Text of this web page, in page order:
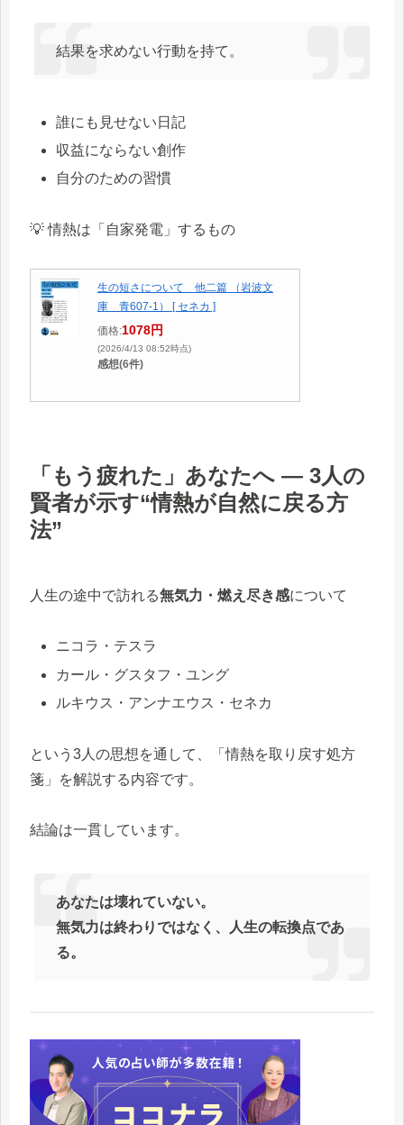
結果を求めない行動を持て。
誰にも見せない日記
収益にならない創作
自分のための習慣
💡 情熱は「自家発電」するもの
生の短さについて 他二篇 （岩波文
庫 青607-1） [ セネカ ]
価格:1078円
(2026/4/13 08:52時点)
感想(6件)
「もう疲れた」あなたへ ― 3人の
賢者が示す“情熱が自然に戻る方
法”
人生の途中で訪れる無気力・燃え尽き感について
ニコラ・テスラ
カール・グスタフ・ユング
ルキウス・アンナエウス・セネカ
という3人の思想を通して、「情熱を取り戻す処方
箋」を解説する内容です。
結論は一貫しています。
あなたは壊れていない。
無気力は終わりではなく、人生の転換点であ
る。